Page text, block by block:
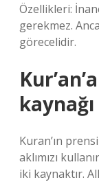
Özellikleri:
gerekmez.
görecelidir.
Kuran’ın
aklımızı
iki kaynaktır.